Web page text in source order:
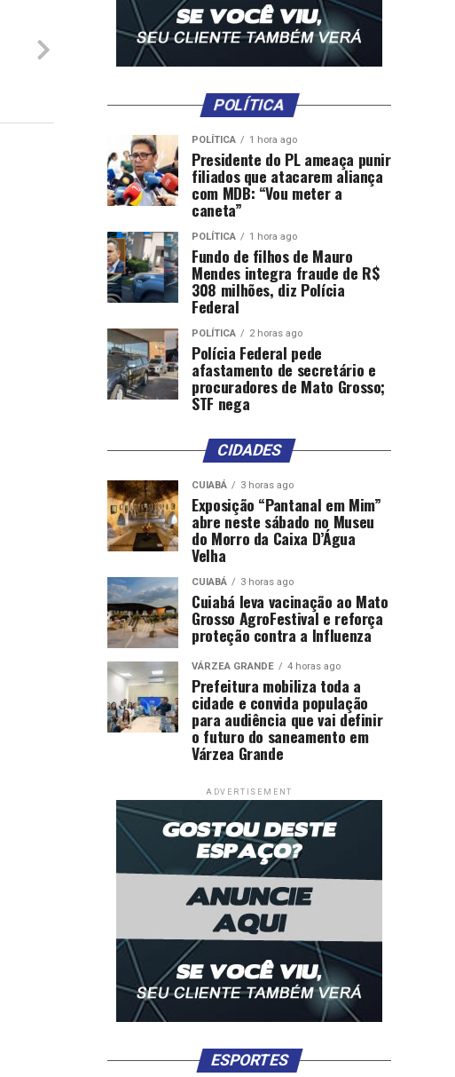
POLÍTICA
POLÍTICA 1 hora ago
Presidente do PL ameaça punir
filiados que atacarem aliança
com MDB: “Vou meter a
caneta”
POLÍTICA 1 hora ago
Fundo de filhos de Mauro
Mendes integra fraude de R$
308 milhões, diz Polícia
Federal
POLÍTICA 2 horas ago
Polícia Federal pede
afastamento de secretário e
procuradores de Mato Grosso;
STF nega
CIDADES
CUIABÁ 3 horas ago
Exposição “Pantanal em Mim”
abre neste sábado no Museu
do Morro da Caixa D’Água
Velha
CUIABÁ 3 horas ago
Cuiabá leva vacinação ao Mato
Grosso AgroFestival e reforça
proteção contra a Influenza
VÁRZEA GRANDE 4 horas ago
Prefeitura mobiliza toda a
cidade e convida população
para audiência que vai definir
o futuro do saneamento em
Várzea Grande
ADVERTISEMENT
ESPORTES